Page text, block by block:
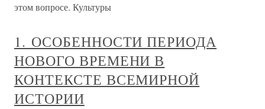
этом вопросе. Культуры
1. ОСОБЕННОСТИ ПЕРИОДА
НОВОГО ВРЕМЕНИ В
КОНТЕКСТЕ ВСЕМИРНОЙ
ИСТОРИИ